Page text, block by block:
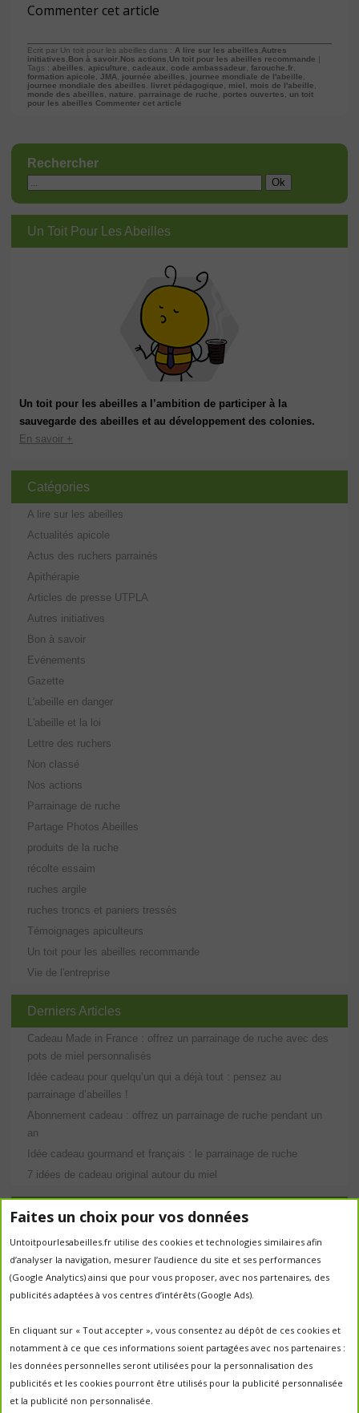
Faites un choix pour vos données
Untoitpourlesabeilles.fr utilise des cookies et technologies similaires afin
d’analyser la navigation, mesurer l’audience du site et ses performances
(Google Analytics) ainsi que pour vous proposer, avec nos partenaires, des
publicités adaptées à vos centres d’intérêts (Google Ads).
En cliquant sur « Tout accepter », vous consentez au dépôt de ces cookies et
notamment à ce que ces informations soient partagées avec nos partenaires :
les données personnelles seront utilisées pour la personnalisation des
publicités et les cookies pourront être utilisés pour la publicité personnalisée
et la publicité non personnalisée.
Commenter cet article
Ecrit par Un toit pour les abeilles dans : A lire sur les abeilles Autres
initiatives Bon à savoir Nos actions Un toit pour les abeilles recommande |
Tags : abeilles apiculture cadeaux code ambassadeur farouche.fr
formation apicole
JMA journée abeilles journee mondiale de l'abeille
journee mondiale des abeilles
livret pédagogique miel mois de l'abeille
monde des abeilles
nature parrainage de ruche portes ouvertes
un toit
pour les abeilles Commenter cet article
Rechercher
Un Toit Pour Les Abeilles
Un toit pour les abeilles a l’ambition de participer à la
sauvegarde des abeilles et au développement des colonies.
En savoir +
Catégories
A lire sur les abeilles
Actualités apicole
Actus des ruchers parrainés
Apithérapie
Articles de presse UTPLA
Autres initiatives
Bon à savoir
Evénements
Gazette
L'abeille en danger
L'abeille et la loi
Lettre des ruchers
Non classé
Nos actions
Parrainage de ruche
Partage Photos Abeilles
produits de la ruche
récolte essaim
ruches argile
ruches troncs et paniers tressés
Témoignages apiculteurs
Un toit pour les abeilles recommande
Vie de l'entreprise
Derniers Articles
Cadeau Made in France : offrez un parrainage de ruche avec des
pots de miel personnalisés
Idée cadeau pour quelqu’un qui a déjà tout : pensez au
parrainage d’abeilles !
Abonnement cadeau : offrez un parrainage de ruche pendant un
an
Idée cadeau gourmand et français : le parrainage de ruche
7 idées de cadeau original autour du miel
Étiquettes
abeille abeilles
apiculteur apiculteurs apiculture apiculture
autrefois biodiversité Chantal Jacquot et Yves Robert
essaimage essaim sauvage fleurs la vie de la
ruche Maroc miel miel; production;abeilles
miel
français
parrainage de ruche
parrainer des abeilles parrainer une ruche pesticides